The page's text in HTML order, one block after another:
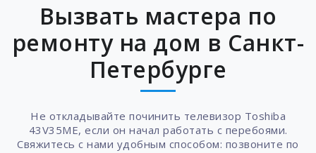
Вызвать мастера по
ремонту на дом в Санкт-
Петербурге
Не откладывайте починить телевизор Toshiba
43V35ME, если он начал работать с перебоями.
Свяжитесь с нами удобным способом: позвоните по